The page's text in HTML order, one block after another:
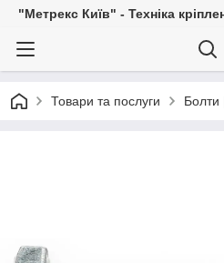
"Метрекс Київ" - Техніка
Товари та послуги Болти